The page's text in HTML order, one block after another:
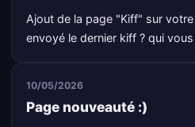
Ajout de la page "Kiff" sur
envoyé le dernier kiff ? qui
10/05/2026
Page nouveauté :)